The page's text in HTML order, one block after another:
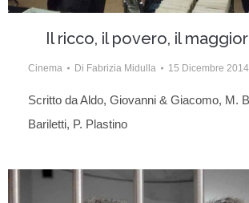
Il ricco, il povero, il
Cinema Di Fabrizia Midulla 15 Dicembre 2014
Scritto da Aldo, Giovanni & Giacomo, M.
Bariletti, P. Plastino